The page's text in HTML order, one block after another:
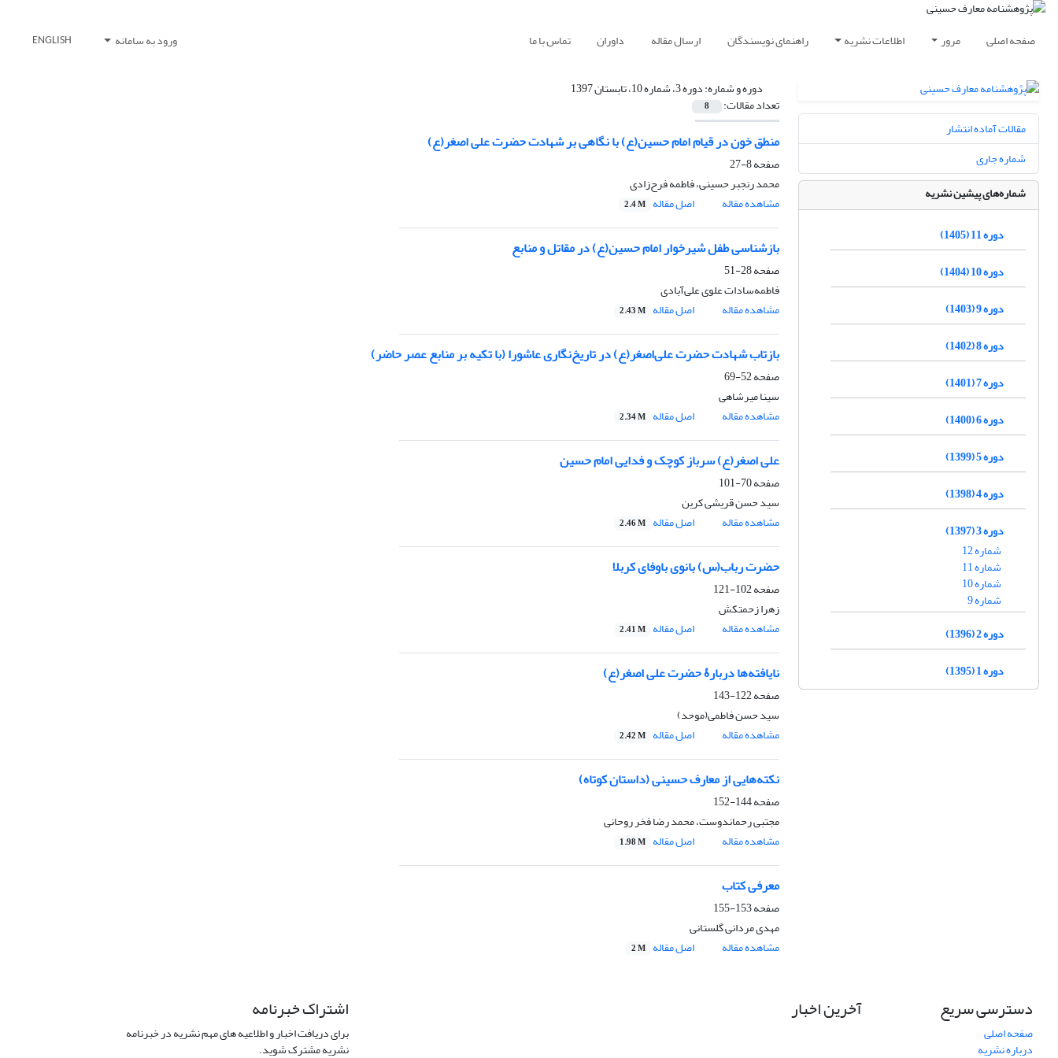
صفحه اصلی مرور اطلاعات نشریه راهنمای نویسندگان ارسال مقاله داوران تماس با ما ورود به سامانه ENGLISH
دوره و شماره:دوره 3، شماره 10، تابستان 1397
تعداد مقالات: 8
منطق خون در قیام امام حسین(ع) با نگاهی بر شهادت حضرت علی اصغر(ع)
صفحه8-27
محمد رنجبر حسینی، فاطمه فرح‌زادی
مشاهده مقاله
اصل مقاله 2.4 M
بازشناسی طفل شیرخوار امام حسین(ع) در مقاتل و منابع
صفحه28-51
فاطمه‌سادات علوی علی‌آبادی
مشاهده مقاله
اصل مقاله 2.43 M
بازتاب شهادت حضرت علی‌اصغر(ع) در تاریخ‌نگاری عاشورا (با تکیه بر منابع عصر حاضر)
صفحه52-69
سینا میرشاهی
مشاهده مقاله
اصل مقاله 2.34 M
علی اصغر(ع) سرباز کوچک و فدایی امام حسین
صفحه70-101
سید حسن قریشی کرین
مشاهده مقاله
اصل مقاله 2.46 M
حضرت رباب(س) بانوی باوفای کربلا
صفحه102-121
زهرا زحمتکش
مشاهده مقاله
اصل مقاله 2.41 M
نایافته‌‌ها دربارۀ حضرت علی اصغر(ع)
صفحه122-143
سید حسن فاطمی(موحد)
مشاهده مقاله
اصل مقاله 2.42 M
نکته‌هایی از معارف حسینی (داستان کوتاه)
صفحه144-152
مجتبی رحماندوست، محمد رضا فخر روحانی
مشاهده مقاله
اصل مقاله 1.98 M
معرفی کتاب
صفحه153-155
مهدی مردانی گلستانی
مشاهده مقاله
اصل مقاله 2 M
مقالات آماده انتشار
شماره جاری
شماره‌های پیشین نشریه
دوره 11 (1405)
دوره 10 (1404)
دوره 9 (1403)
دوره 8 (1402)
دوره 7 (1401)
دوره 6 (1400)
دوره 5 (1399)
دوره 4 (1398)
دوره 3 (1397)
شماره 12
شماره 11
شماره 10
شماره 9
دوره 2 (1396)
دوره 1 (1395)
دسترسی سریع
صفحه اصلی
درباره نشریه
آخرین اخبار اشتراک خبرنامه
برای دریافت اخبار و اطلاعیه های مهم نشریه در خبرنامه
نشریه مشترک شوید.